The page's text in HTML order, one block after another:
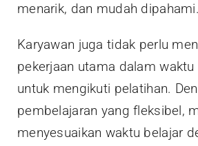
menarik, dan mudah dipahami.
Karyawan juga tidak perlu
pekerjaan utama dalam waktu
untuk mengikuti pelatihan.
pembelajaran yang fleksibel,
menyesuaikan waktu belajar